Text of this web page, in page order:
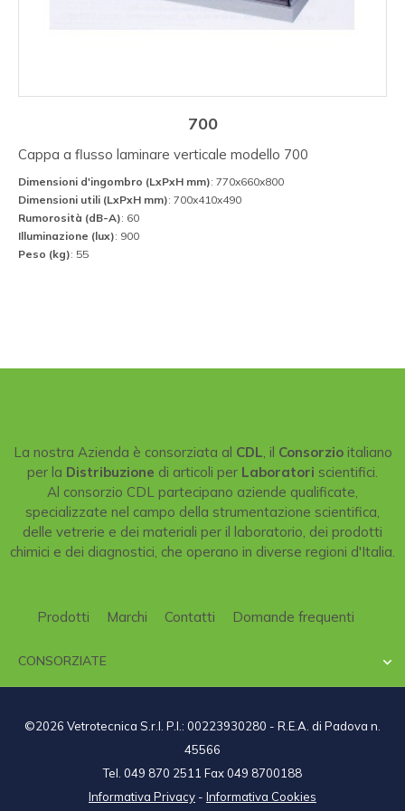
700
Cappa a flusso laminare verticale modello 700
Dimensioni d'ingombro (LxPxH mm): 770x660x800
Dimensioni utili (LxPxH mm): 700x410x490
Rumorosità (dB-A): 60
Illuminazione (lux): 900
Peso (kg): 55
La nostra Azienda è consorziata al CDL, il Consorzioitaliano
per la Distribuzione di articoli per Laboratori scientifici.
Al consorzio CDL partecipano aziende qualificate,
specializzate nel campo della strumentazione scientifica,
delle vetrerie e dei materiali per il laboratorio, dei prodotti
chimici e dei diagnostici, che operano in diverse regioni d'Italia.
Prodotti Marchi Contatti Domande frequenti
CONSORZIATE 
©2026 Vetrotecnica S.r.l. P.I.: 00223930280 - R.E.A. di Padova n.
45566
Tel. 049 870 2511 Fax 049 8700188
Informativa Privacy - Informativa Cookies